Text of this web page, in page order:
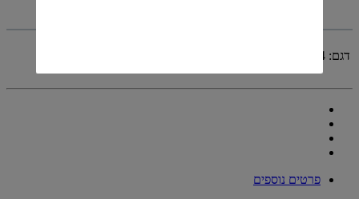
דגם: bc728648895a882ad9f3fa0f340c6654
פרטים נוספים